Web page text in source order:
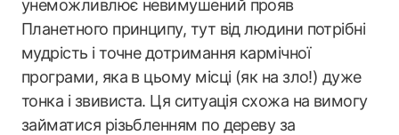
унеможливлює невимушений прояв
Планетного принципу, тут від людини потрібні
мудрість і точне дотримання кармічної
програми, яка в цьому місці (як на зло!) дуже
тонка і звивиста. Ця ситуація схожа на вимогу
займатися різьбленням по дереву за